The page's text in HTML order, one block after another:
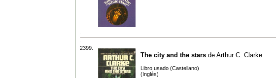
2399.
The city and the stars de Arthur C. Clarke
Libro usado (Castellano)
(Inglés)